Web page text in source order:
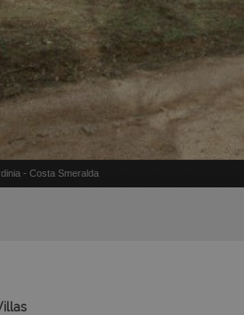
- Costa Smeralda